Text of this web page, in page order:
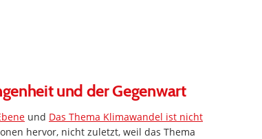
und der Gegenwart
und Das Thema Klimawandel ist nicht
hervor, nicht zuletzt, weil das Thema